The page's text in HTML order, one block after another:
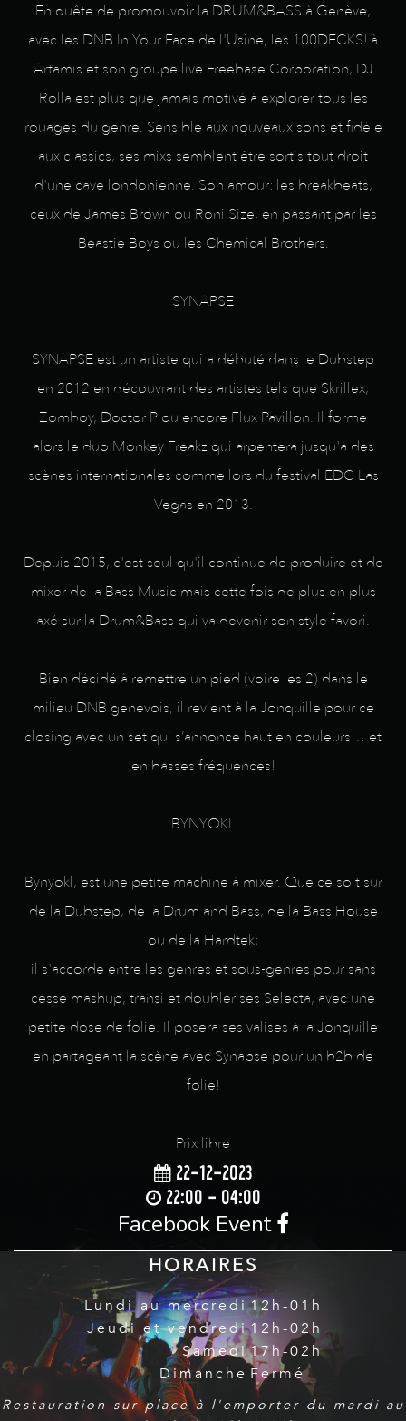
En quête de promouvoir la DRUM&BASS à Genève,
avec les DNB In Your Face de l'Usine, les 100DECKS! à
Artamis et son groupe live Freebase Corporation, DJ
Rolla est plus que jamais motivé à explorer tous les
rouages du genre. Sensible aux nouveaux sons et fidèle
aux classics, ses mixs semblent être sortis tout droit
d'une cave londonienne. Son amour: les breakbeats,
ceux de James Brown ou Roni Size, en passant par les
Beastie Boys ou les Chemical Brothers.
SYNAPSE
SYNAPSE est un artiste qui a débuté dans le Dubstep
en 2012 en découvrant des artistes tels que Skrillex,
Zomboy, Doctor P ou encore Flux Pavillon. Il forme
alors le duo Monkey Freakz qui arpentera jusqu'à des
scènes internationales comme lors du festival EDC Las
Vegas en 2013.
Depuis 2015, c'est seul qu'il continue de produire et de
mixer de la Bass Music mais cette fois de plus en plus
axé sur la Drum&Bass qui va devenir son style favori.
Bien décidé à remettre un pied (voire les 2) dans le
milieu DNB genevois, il revient à la Jonquille pour ce
closing avec un set qui s’annonce haut en couleurs… et
en basses fréquences!
BYNYOKL
Bynyokl, est une petite machine à mixer. Que ce soit sur
de la Dubstep, de la Drum and Bass, de la Bass House
ou de la Hardtek;
il s'accorde entre les genres et sous-genres pour sans
cesse mashup, transi et doubler ses Selecta, avec une
petite dose de folie. Il posera ses valises à la Jonquille
en partageant la scène avec Synapse pour un b2b de
folie!
Prix libre
22-12-2023
22:00 - 04:00
Facebook Event
HORAIRES
Lundi au mercredi
Jeudi et vendredi
Samedi
Dimanche
12h-01h
12h-02h
17h-02h
Fermé
Restauration sur place à l'emporter du mardi au